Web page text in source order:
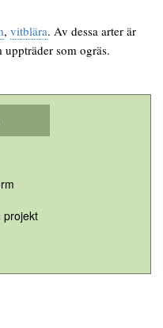
, vitblära. Av dessa arter är
som ogräs.
projekt